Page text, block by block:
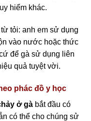
hiểm khác.
tỏi: anh em sử dụng
vào nước hoặc thức
để gà sử dụng liên
quả tuyệt vời.
phác đồ y học
ở gà bắt đầu có
có thể cho chúng sử